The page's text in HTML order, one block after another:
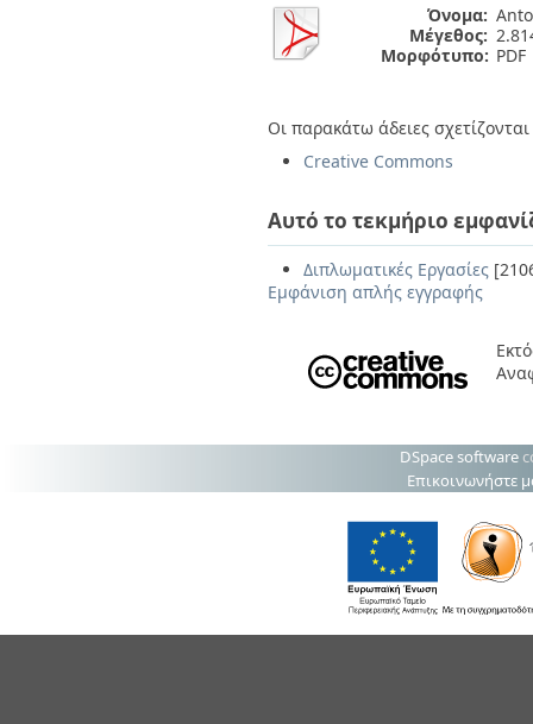
Όνομα:
Μέγεθος:
Μορφότυπο: PDF
Οι παρακάτω άδειες
Creative Commons
Αυτό το τεκμήριο
Διπλωματικές Εργασίες
Εμφάνιση απλής εγγραφής
DSpace software
Επικοινωνήστε